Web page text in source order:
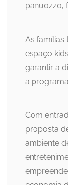
panuozzo,
As famílias
espaço
garantir a
a
Com
proposta
ambiente